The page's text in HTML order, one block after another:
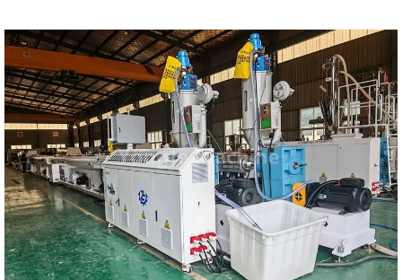
гладкими внутренними поверхностями, которые
минимизируют сопротивление потоку и
предотвращают накопление отложений, а также
своей точностью размеров, обеспечивая
надежные и герметичные соединения в
различных сантехнических системах.